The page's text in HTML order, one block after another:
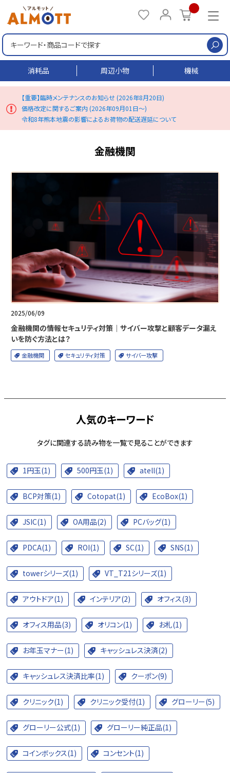
消耗品 周辺小物 機械
【重要】臨時メンテナンスのお知らせ (2026年8月20日)
価格改定に関するご案内 (2026年09月01日～)
令和8年熊本地震の影響によるお荷物の配送遅延について
金融機関
2025/06/09
金融機関の情報セキュリティ対策｜サイバー攻撃と顧客データ漏え
いを防ぐ方法とは？
金融機関 セキュリティ対策 サイバー攻撃
人気のキーワード
タグに関連する読み物を一覧で見ることができます
1円玉(1) 500円玉(1) atell(1)
BCP対策(1) Cotopat(1) EcoBox(1)
JSIC(1) OA用品(2) PCバッグ(1)
PDCA(1) ROI(1) SC(1) SNS(1)
towerシリーズ(1) VT_T21シリーズ(1)
アウトドア(1) インテリア(2) オフィス(3)
オフィス用品(3) オリコン(1) お札(1)
お年玉マナー(1) キャッシュレス決済(2)
キャッシュレス決済比率(1) クーポン(9)
クリニック(1) クリニック受付(1) グローリー(5)
グローリー公式(1) グローリー純正品(1)
コインボックス(1) コンセント(1)